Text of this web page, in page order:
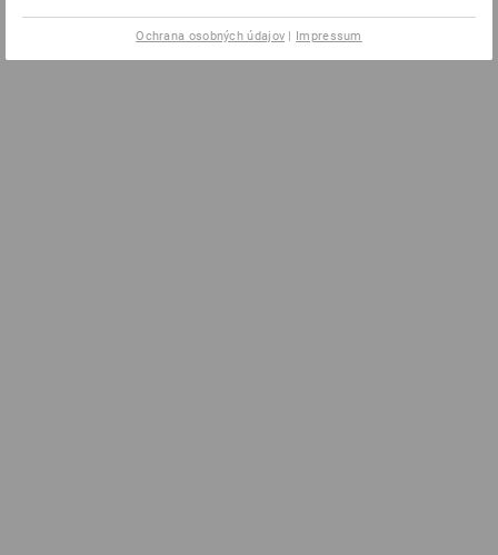
Ochrana osobných údajov | Impressum